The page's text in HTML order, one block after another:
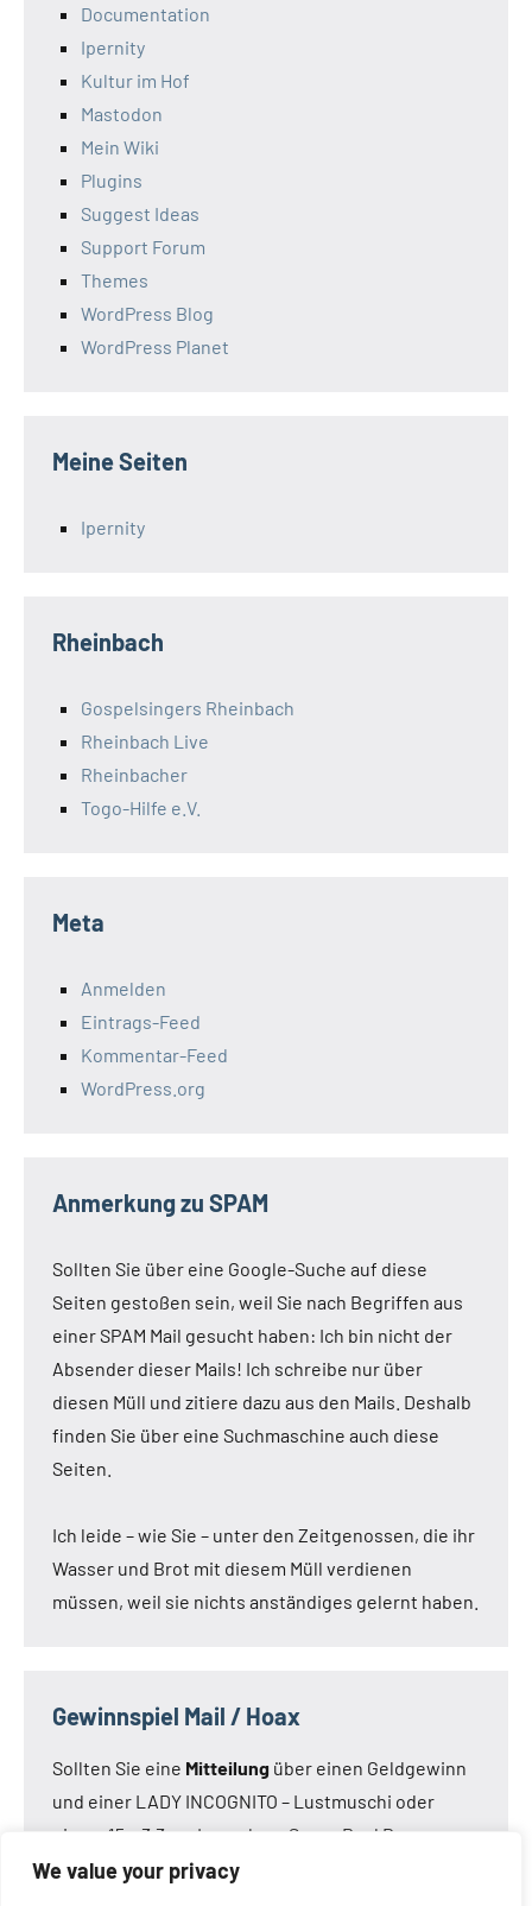
We value your privacy
Documentation
Ipernity
Kultur im Hof
Mastodon
Mein Wiki
Plugins
Suggest Ideas
Support Forum
Themes
WordPress Blog
WordPress Planet
Meine Seiten
Ipernity
Rheinbach
Gospelsingers Rheinbach
Rheinbach Live
Rheinbacher
Togo-Hilfe e.V.
Meta
Anmelden
Eintrags-Feed
Kommentar-Feed
WordPress.org
Anmerkung zu SPAM
Sollten Sie über eine Google-Suche auf diese
Seiten gestoßen sein, weil Sie nach Begriffen aus
einer SPAM Mail gesucht haben: Ich bin nicht der
Absender dieser Mails! Ich schreibe nur über
diesen Müll und zitiere dazu aus den Mails. Deshalb
finden Sie über eine Suchmaschine auch diese
Seiten.
Ich leide – wie Sie – unter den Zeitgenossen, die ihr
Wasser und Brot mit diesem Müll verdienen
müssen, weil sie nichts anständiges gelernt haben.
Gewinnspiel Mail / Hoax
Sollten Sie eine Mitteilung über einen Geldgewinn
und einer LADY INCOGNITO – Lustmuschi oder
einem 15 x 3,3 cm Loveclone Super Real Dong –
oder was immer den Kameraden noch einfällt –